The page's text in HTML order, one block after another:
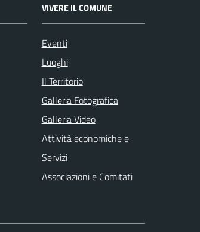
VIVERE IL COMUNE
Eventi
Luoghi
Il Territorio
Galleria Fotografica
Galleria Video
Attività economiche e
Servizi
Associazioni e Comitati